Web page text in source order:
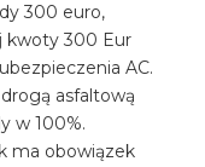
300 euro,
kwoty 300 Eur
AC.
asfaltową
w 100%.
ma obowiązek